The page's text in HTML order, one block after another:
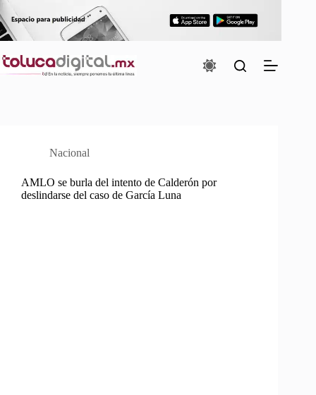
Saltar
al
contenido
Nacional
AMLO se burla del intento de Calderón por
deslindarse del caso de García Luna